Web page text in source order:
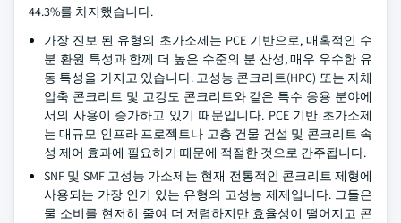
44.3%를 차지했습니다.
가장 진보 된 유형의 초가소제는 PCE 기반으로, 매혹적인 수
분 환원 특성과 함께 더 높은 수준의 분 산성, 매우 우수한 유
동 특성을 가지고 있습니다. 고성능 콘크리트(HPC) 또는 자체
압축 콘크리트 및 고강도 콘크리트와 같은 특수 응용 분야에
서의 사용이 증가하고 있기 때문입니다. PCE 기반 초가소제
는 대규모 인프라 프로젝트나 고층 건물 건설 및 콘크리트 속
성 제어 효과에 필요하기 때문에 적절한 것으로 간주됩니다.
SNF 및 SMF 고성능 가소제는 현재 전통적인 콘크리트 제형에
사용되는 가장 인기 있는 유형의 고성능 제제입니다. 그들은
물 소비를 현저히 줄여 더 저렴하지만 효율성이 떨어지고 콘